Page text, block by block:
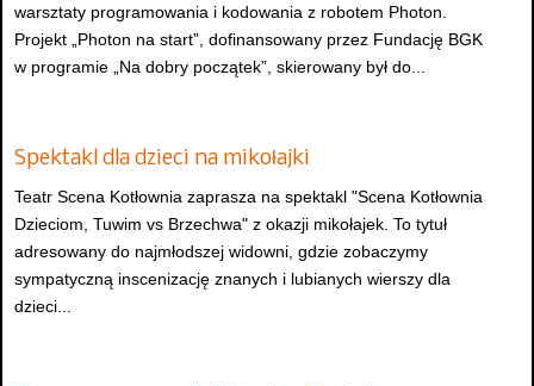
warsztaty programowania i kodowania z robotem Photon.
Projekt „Photon na start”, dofinansowany przez Fundację BGK
w programie „Na dobry początek”, skierowany był do...
Spektakl dla dzieci na mikołajki
Teatr Scena Kotłownia zaprasza na spektakl "Scena Kotłownia
Dzieciom, Tuwim vs Brzechwa" z okazji mikołajek. To tytuł
adresowany do najmłodszej widowni, gdzie zobaczymy
sympatyczną inscenizację znanych i lubianych wierszy dla
dzieci...